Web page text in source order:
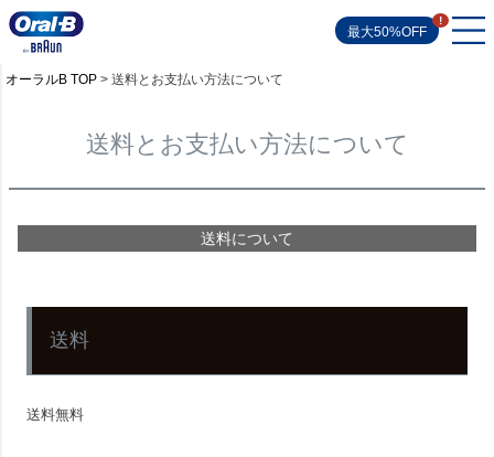
最大50%OFF
オーラルB TOP 送料とお支払い方法について
送料とお支払い方法について
送料について
送料
送料無料